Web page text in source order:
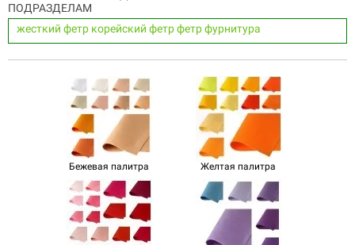
ПОДРАЗДЕЛАМ
жесткий фетр корейский фетрфетрфурнитура
Бежевая палитра Желтая палитра